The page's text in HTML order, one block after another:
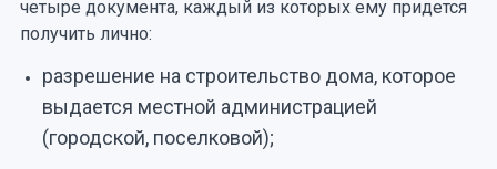
четыре документа, каждый из которых ему придется
получить лично:
разрешение на строительство дома, которое
выдается местной администрацией
(городской, поселковой);